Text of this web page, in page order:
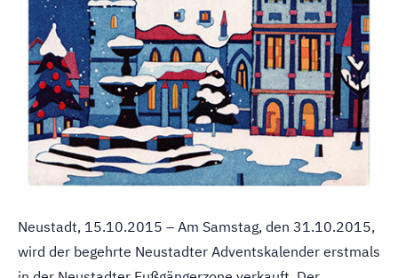
Neustadt, 15.10.2015 – Am Samstag, den 31.10.2015,
wird der begehrte Neustadter Adventskalender erstmals